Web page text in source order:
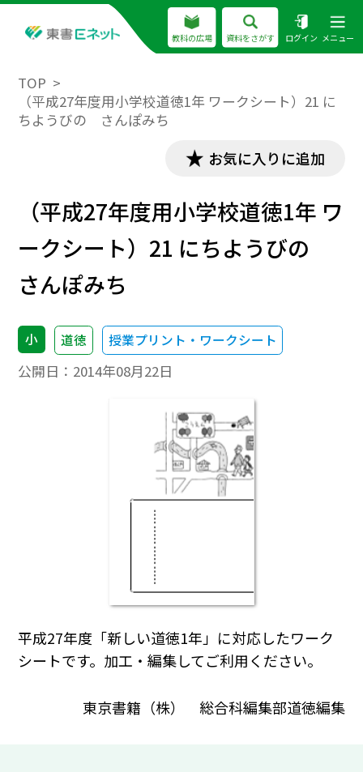
教科の広場 資料をさがす ログイン メニュー
TOP
（平成27年度用小学校道徳1年 ワークシート）21 に
ちようびの さんぽみち
お気に入りに追加
（平成27年度用小学校道徳1年 ワ
ークシート）21 にちようびの
さんぽみち
小 道徳 授業プリント・ワークシート
公開日： 2014年08月22日
平成27年度「新しい道徳1年」に対応したワーク
シートです。加工・編集してご利用ください。
東京書籍（株） 総合科編集部道徳編集